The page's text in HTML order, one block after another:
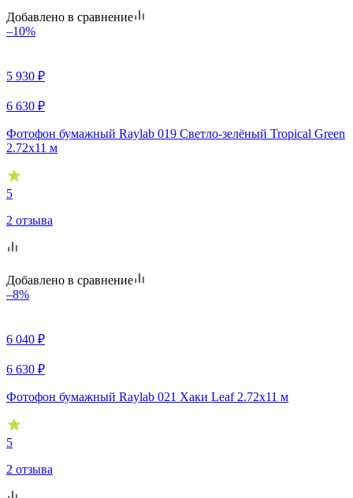
Добавлено в сравнение
–10%
5 930 ₽
6 630 ₽
Фотофон бумажный Raylab 019 Светло-зелёный Tropical Green
2.72x11 м
5
2 отзыва
Добавлено в сравнение
–8%
6 040 ₽
6 630 ₽
Фотофон бумажный Raylab 021 Хаки Leaf 2.72x11 м
5
2 отзыва